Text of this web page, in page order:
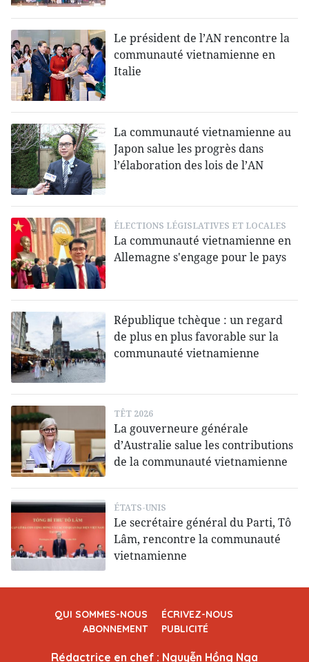
Le président de l’AN rencontre la
communauté vietnamienne en
Italie
La communauté vietnamienne au
Japon salue les progrès dans
l’élaboration des lois de l’AN
ÉLECTIONS LÉGISLATIVES ET LOCALES
La communauté vietnamienne en
Allemagne s'engage pour le pays
République tchèque : un regard
de plus en plus favorable sur la
communauté vietnamienne
TÊT 2026
La gouverneure générale
d’Australie salue les contributions
de la communauté vietnamienne
ÉTATS-UNIS
Le secrétaire général du Parti, Tô
Lâm, rencontre la communauté
vietnamienne
QUI SOMMES-NOUS
ÉCRIVEZ-NOUS
ABONNEMENT
PUBLICITÉ
Rédactrice en chef : Nguyễn Hồng Nga